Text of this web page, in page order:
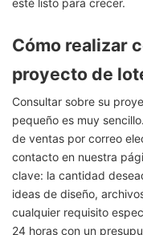
Cómo realizar
proyecto de
Consultar sobre su
pequeño es muy
de ventas por correo
contacto en nuestra
clave: la cantidad
ideas de diseño,
cualquier requisito
24 horas con un